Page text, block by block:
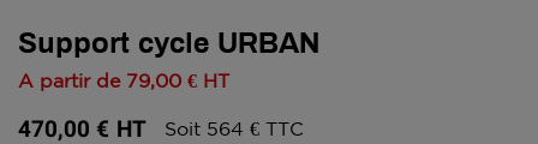
Support cycle URBAN
A partir de 79,00 € HT
470,00 € HT Soit 564 € TTC